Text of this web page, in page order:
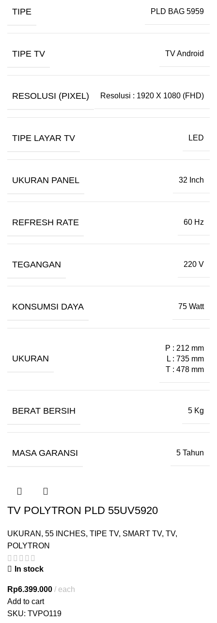
TIPE PLD BAG 5959
TIPE TV TV Android
RESOLUSI (PIXEL) Resolusi : 1920 X 1080 (FHD)
TIPE LAYAR TV LED
UKURAN PANEL 32 Inch
REFRESH RATE 60 Hz
TEGANGAN 220 V
KONSUMSI DAYA 75 Watt
UKURAN
P : 212 mm
L : 735 mm
T : 478 mm
BERAT BERSIH 5 Kg
MASA GARANSI 5 Tahun
TV POLYTRON PLD 55UV5920
UKURAN , 55 INCHES, TIPE TV, SMART TV, TV,
POLYTRON
In stock
Rp6.399.000
each
Add to cart
SKU: TVPO119